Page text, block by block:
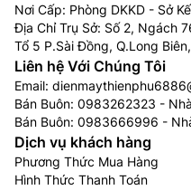
Nơi Cấp: Phòng DKKD - Sở
Địa Chỉ Trụ Sở: Số 2, Ngách
Tổ 5 P.Sài Đồng, Q.Long
Liên hệ Với Chúng Tôi
Email:
Bán Buôn: 0983262323 -
Bán Buôn: 0983666996 -
Dịch vụ khách hàng
Phương Thức Mua Hàng
Hình Thức Thanh Toán